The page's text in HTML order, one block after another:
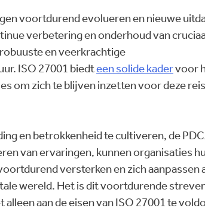
voortdurend evolueren en nieuwe
verbetering en onderhoud van
en veerkrachtige
ISO 27001 biedteen solide kadervoor
om zich te blijven inzetten voor deze
en betrokkenheid te cultiveren, de
van ervaringen, kunnen organisaties
versterken en zich aanpassen
wereld. Het is dit voortdurende
aan de eisen van ISO 27001 te